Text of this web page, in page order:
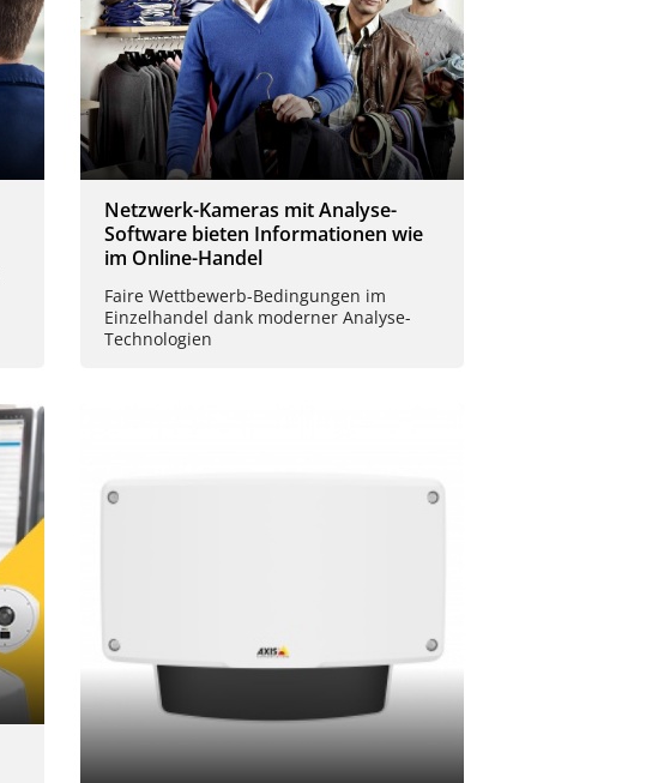
Netzwerk-Kameras mit Analyse-
Software bieten Informationen wie
im Online-Handel
Faire Wettbewerb-Bedingungen im
Einzelhandel dank moderner Analyse-
Technologien